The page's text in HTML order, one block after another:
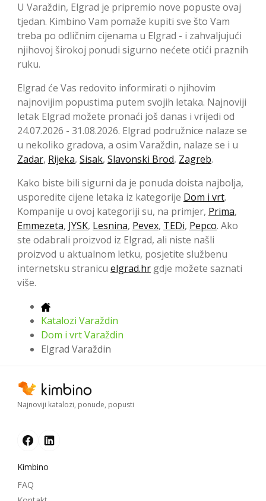
U Varaždin, Elgrad je pripremio nove popuste ovaj
tjedan. Kimbino Vam pomaže kupiti sve što Vam
treba po odličnim cijenama u Elgrad - i zahvaljujući
njihovoj širokoj ponudi sigurno nećete otići praznih
ruku.
Elgrad će Vas redovito informirati o njihovim
najnovijim popustima putem svojih letaka. Najnoviji
letak Elgrad možete pronaći još danas i vrijedi od
24.07.2026 - 31.08.2026. Elgrad podružnice nalaze se
u nekoliko gradova, a osim Varaždin, nalaze se i u
Zadar, Rijeka, Sisak, Slavonski Brod, Zagreb.
Kako biste bili sigurni da je ponuda doista najbolja,
usporedite cijene letaka iz kategorije Dom i vrt.
Kompanije u ovoj kategoriji su, na primjer, Prima,
Emmezeta, JYSK, Lesnina, Pevex, TEDi, Pepco. Ako
ste odabrali proizvod iz Elgrad, ali niste našli
proizvod u aktualnom letku, posjetite službenu
internetsku stranicu elgrad.hr gdje možete saznati
više.
Katalozi Varaždin
Dom i vrt Varaždin
Elgrad Varaždin
Najnoviji katalozi, ponude, popusti
Kimbino
FAQ